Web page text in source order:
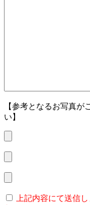
【参考となるお写真が
い】
上記内容にて送信